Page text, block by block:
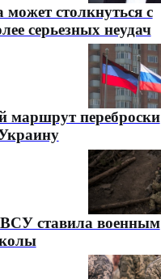
столкнуться с
серьезных неудач
маршрут переброски
ставила военным